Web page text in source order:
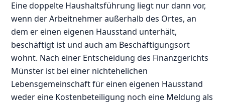
Eine doppelte Haushaltsführung liegt nur dann vor,
wenn der Arbeitnehmer außerhalb des Ortes, an
dem er einen eigenen Hausstand unterhält,
beschäftigt ist und auch am Beschäftigungsort
wohnt. Nach einer Entscheidung des Finanzgerichts
Münster ist bei einer nichtehelichen
Lebensgemeinschaft für einen eigenen Hausstand
weder eine Kostenbeteiligung noch eine Meldung als